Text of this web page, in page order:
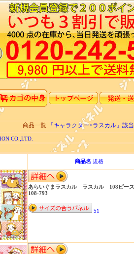
商品一覧 「キャラクター>ラスカル」
CO.,LTD.
商品名 規格
あらいぐまラスカル ラスカル 108ピ
108-793
51